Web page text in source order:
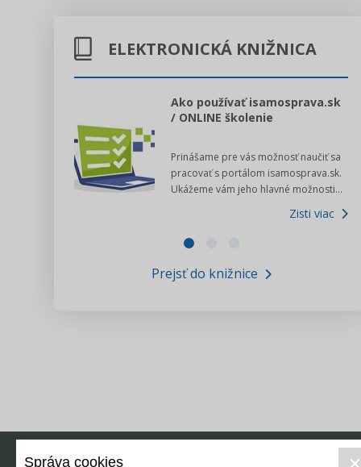
ELEKTRONICKÁ KNIŽNICA
Ako používať isamosprava.sk
/ ONLINE školenie
Prinášame pre vás možnosť naučiť sa
pracovať s portálom isamosprava.sk.
Ukážeme vám jeho hlavné možnosti...
Zisti viac
Prejsť do knižnice
Správa cookies